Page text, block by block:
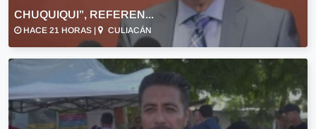
CHUQUIQUI”, REFEREN...
HACE 21 HORAS | CULIACÁN